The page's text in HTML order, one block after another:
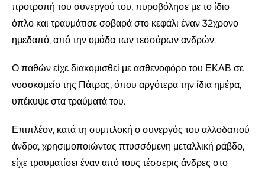
προτροπή του συνεργού του, πυροβόλησε με το ίδιο
όπλο και τραυμάτισε σοβαρά στο κεφάλι έναν 32χρονο
ημεδαπό, από την ομάδα των τεσσάρων ανδρών.
Ο παθών είχε διακομισθεί με ασθενοφόρο του ΕΚΑΒ σε
νοσοκομείο της Πάτρας, όπου αργότερα την ίδια ημέρα,
υπέκυψε στα τραύματά του.
Επιπλέον, κατά τη συμπλοκή ο συνεργός του αλλοδαπού
άνδρα, χρησιμοποιώντας πτυσσόμενη μεταλλική ράβδο,
είχε τραυματίσει έναν από τους τέσσερις άνδρες στο